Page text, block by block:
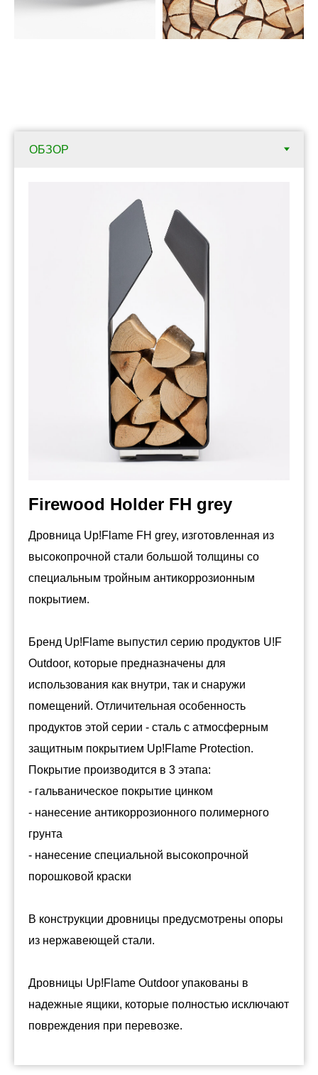
Firewood Holder FH grey
Дровница Up!Flame FH grey, изготовленная из
высокопрочной стали большой толщины со
специальным тройным антикоррозионным
покрытием.
Бренд Up!Flame выпустил серию продуктов U!F
Outdoor, которые предназначены для
использования как внутри, так и снаружи
помещений. Отличительная особенность
продуктов этой серии - сталь с атмосферным
защитным покрытием Up!Flame Protection.
Покрытие производится в 3 этапа:
- гальваническое покрытие цинком
- нанесение антикоррозионного полимерного
грунта
- нанесение специальной высокопрочной
порошковой краски
В конструкции дровницы предусмотрены опоры
из нержавеющей стали.
Дровницы Up!Flame Outdoor упакованы в
надежные ящики, которые полностью исключают
повреждения при перевозке.